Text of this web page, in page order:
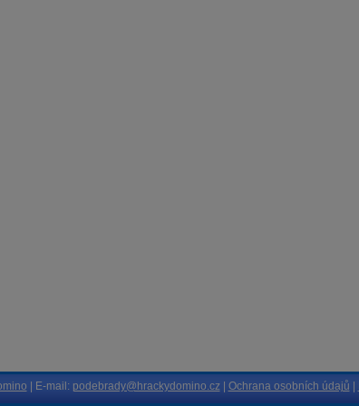
| E-mail: podebrady@hrackydomino.cz| Ochrana osobních údajů